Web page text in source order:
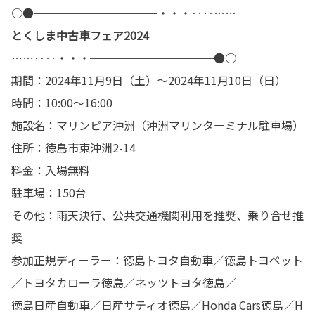
○●━━━━━━━━━━━・・・‥‥……
とくしま中古車フェア2024
……‥‥・・・━━━━━━━━━━━●○
期間：2024年11月9日（土）～2024年11月10日（日）
時間：10:00～16:00
施設名：マリンピア沖洲（沖洲マリンターミナル駐車場）
住所：徳島市東沖洲2-14
料金：入場無料
駐車場：150台
その他：雨天決行、公共交通機関利用を推奨、乗り合せ推
奨
参加正規ディーラー：徳島トヨタ自動車／徳島トヨペット
／トヨタカローラ徳島／ネッツトヨタ徳島／
徳島日産自動車／日産サティオ徳島／Honda Cars徳島／H